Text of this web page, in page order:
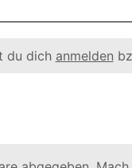
du dich anmelden